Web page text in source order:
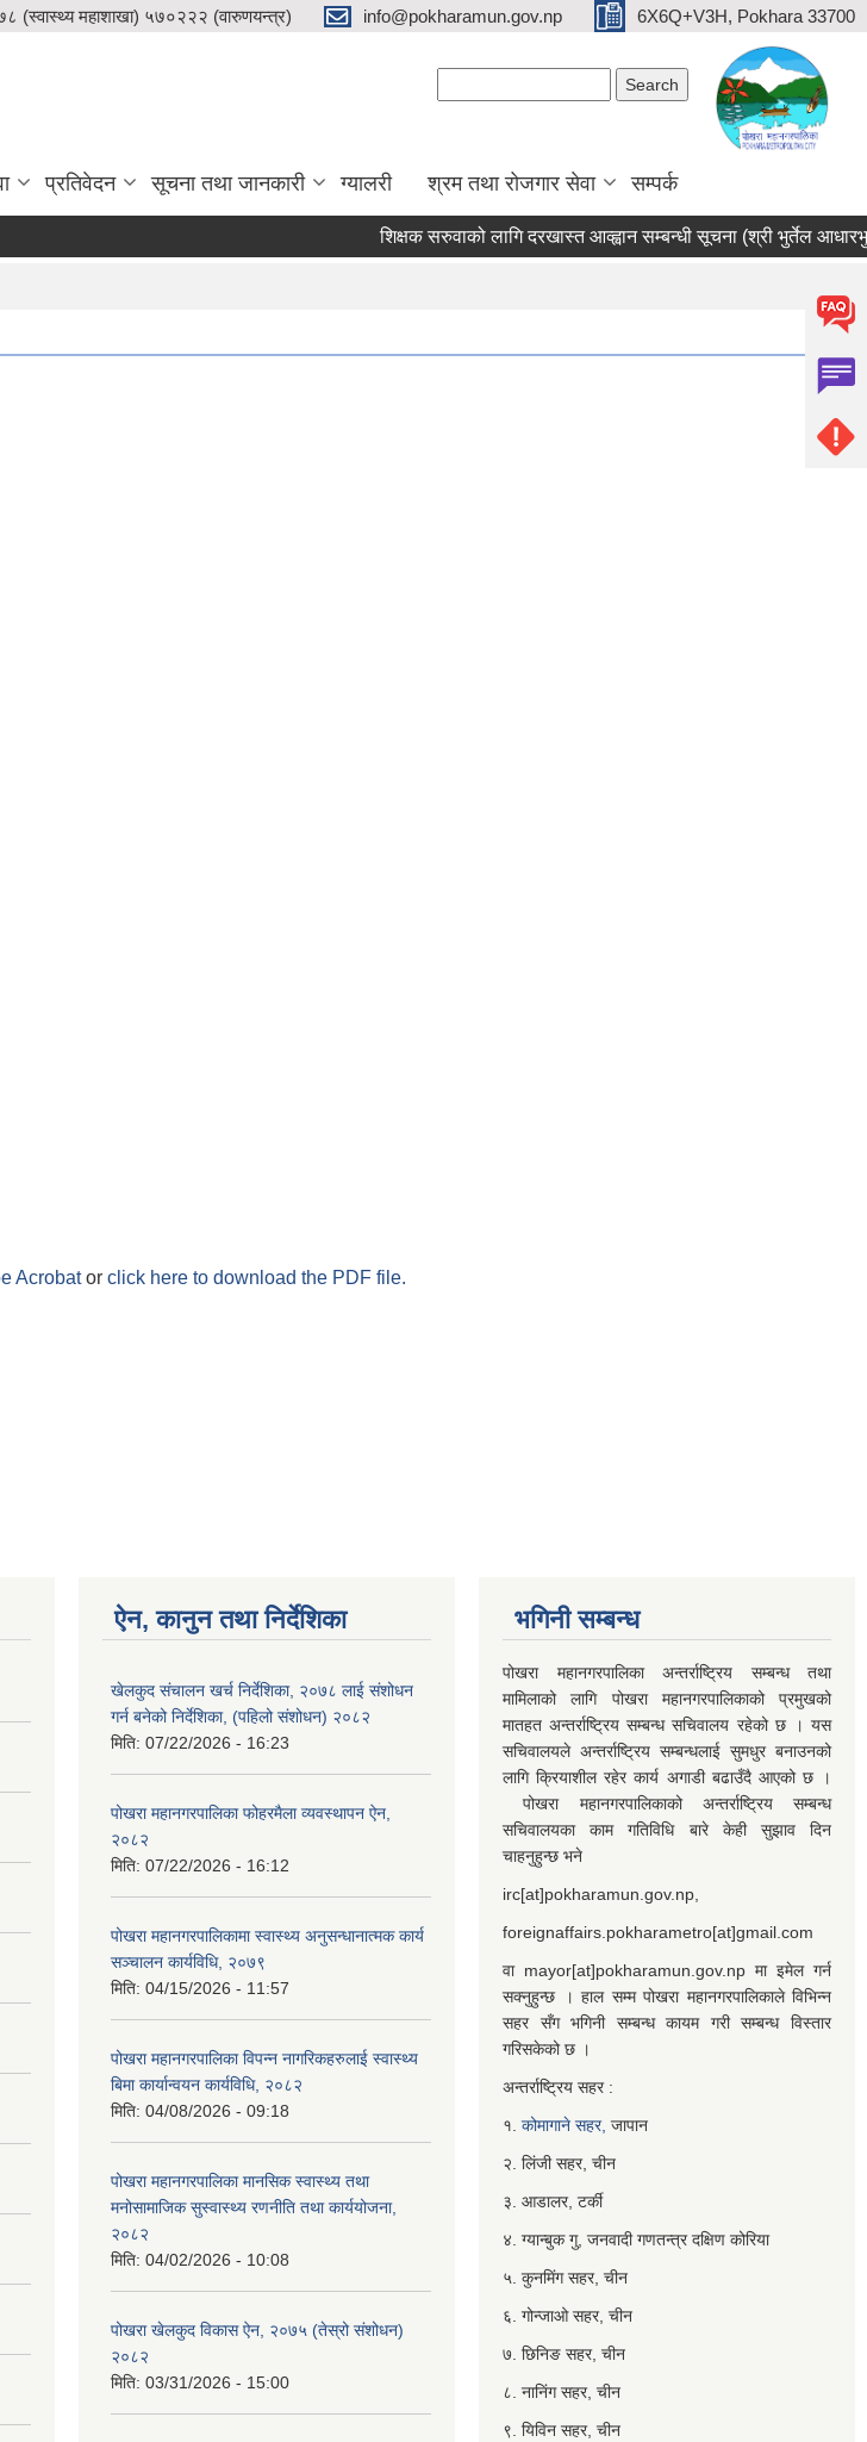
महाशाखा) ५७०२२२ (वारुणयन्त्र) info@pokharamun.gov.np 6X6Q+V3H, Pokhara 33700
प्रतिवेदन सूचना तथा जानकारी ग्यालरी श्रम तथा रोजगार सेवा सम्पर्क
शिक्षक सरुवाको लागि दरखास्त आव्ह्वान सम्बन्धी सूचना (श्री भुर्तेल आधारभुत
Acrobator click here to download the PDF file.
ऐन, कानुन तथा निर्देशिका
खेलकुद संचालन खर्च निर्देशिका, २०७८ लाई संशोधन
गर्न बनेको निर्देशिका, (पहिलो संशोधन) २०८२
मिति: 07/22/2026 - 16:23
पोखरा महानगरपालिका फोहरमैला व्यवस्थापन ऐन,
२०८२
मिति: 07/22/2026 - 16:12
पोखरा महानगरपालिकामा स्वास्थ्य अनुसन्धानात्मक कार्य
सञ्चालन कार्यविधि, २०७९
मिति: 04/15/2026 - 11:57
पोखरा महानगरपालिका विपन्न नागरिकहरुलाई स्वास्थ्य
बिमा कार्यान्वयन कार्यविधि, २०८२
मिति: 04/08/2026 - 09:18
पोखरा महानगरपालिका मानसिक स्वास्थ्य तथा
मनोसामाजिक सुस्वास्थ्य रणनीति तथा कार्ययोजना,
२०८२
मिति: 04/02/2026 - 10:08
पोखरा खेलकुद विकास ऐन, २०७५ (तेस्रो संशोधन)
२०८२
मिति: 03/31/2026 - 15:00
भगिनी सम्बन्ध
पोखरा महानगरपालिका अन्तर्राष्ट्रिय सम्बन्ध तथा
मामिलाको लागि पोखरा महानगरपालिकाको प्रमुखको
मातहत अन्तर्राष्ट्रिय सम्बन्ध सचिवालय रहेको छ । यस
सचिवालयले अन्तर्राष्ट्रिय सम्बन्धलाई सुमधुर बनाउनको
लागि क्रियाशील रहेर कार्य अगाडी बढाउँदै आएको छ ।
पोखरा महानगरपालिकाको अन्तर्राष्ट्रिय सम्बन्ध
सचिवालयका काम गतिविधि बारे केही सुझाव दिन
चाहनुहुन्छ भने
irc[at]pokharamun.gov.np,
foreignaffairs.pokharametro[at]gmail.com
वा mayor[at]pokharamun.gov.np मा इमेल गर्न
सक्नुहुन्छ । हाल सम्म पोखरा महानगरपालिकाले विभिन्न
सहर सँग भगिनी सम्बन्ध कायम गरी सम्बन्ध विस्तार
गरिसकेको छ ।
अन्तर्राष्ट्रिय सहर :
१. कोमागाने सहर, जापान
२. लिंजी सहर, चीन
३. आडालर, टर्की
४. ग्यान्बुक गु, जनवादी गणतन्त्र दक्षिण कोरिया
५. कुनमिंग सहर, चीन
६. गोन्जाओ सहर, चीन
७. छिनिङ सहर, चीन
८. नानिंग सहर, चीन
९. यिविन सहर, चीन